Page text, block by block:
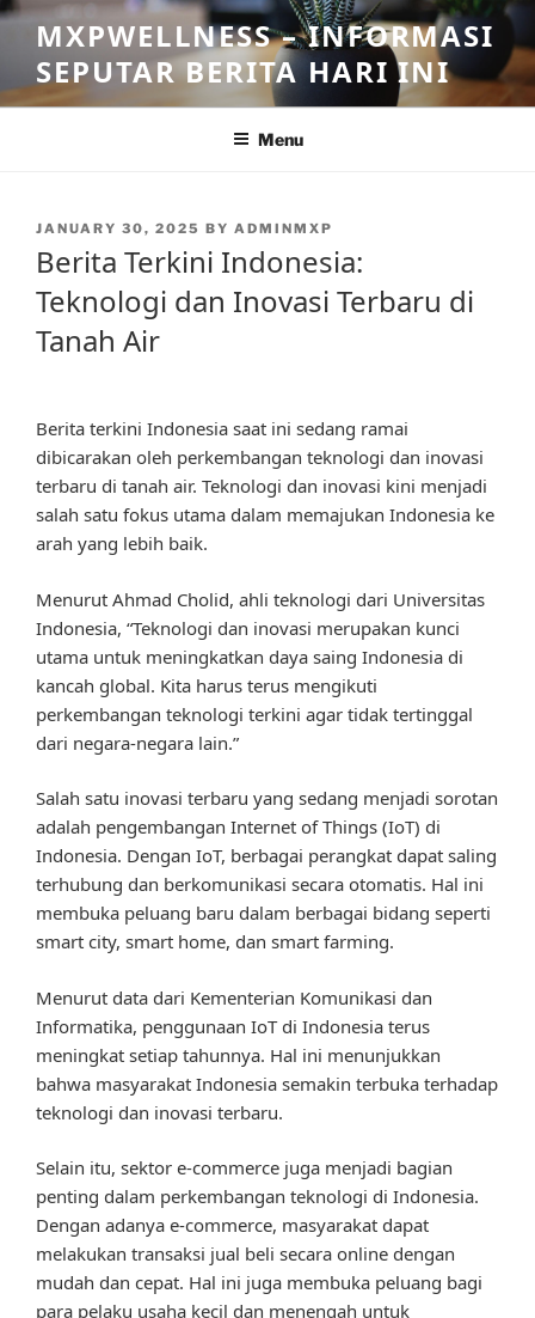
Skip
content
MXPWELLNESS – INFORMASI
SEPUTAR BERITA HARI INI
Menu
POSTED
JANUARY 30, 2025 BY ADMINMXP
Berita Terkini Indonesia:
Teknologi dan Inovasi Terbaru di
Tanah Air
Berita terkini Indonesia saat ini sedang ramai
dibicarakan oleh perkembangan teknologi dan inovasi
terbaru di tanah air. Teknologi dan inovasi kini menjadi
salah satu fokus utama dalam memajukan Indonesia ke
arah yang lebih baik.
Menurut Ahmad Cholid, ahli teknologi dari Universitas
Indonesia, “Teknologi dan inovasi merupakan kunci
utama untuk meningkatkan daya saing Indonesia di
kancah global. Kita harus terus mengikuti
perkembangan teknologi terkini agar tidak tertinggal
dari negara-negara lain.”
Salah satu inovasi terbaru yang sedang menjadi sorotan
adalah pengembangan Internet of Things (IoT) di
Indonesia. Dengan IoT, berbagai perangkat dapat saling
terhubung dan berkomunikasi secara otomatis. Hal ini
membuka peluang baru dalam berbagai bidang seperti
smart city, smart home, dan smart farming.
Menurut data dari Kementerian Komunikasi dan
Informatika, penggunaan IoT di Indonesia terus
meningkat setiap tahunnya. Hal ini menunjukkan
bahwa masyarakat Indonesia semakin terbuka terhadap
teknologi dan inovasi terbaru.
Selain itu, sektor e-commerce juga menjadi bagian
penting dalam perkembangan teknologi di Indonesia.
Dengan adanya e-commerce, masyarakat dapat
melakukan transaksi jual beli secara online dengan
mudah dan cepat. Hal ini juga membuka peluang bagi
para pelaku usaha kecil dan menengah untuk